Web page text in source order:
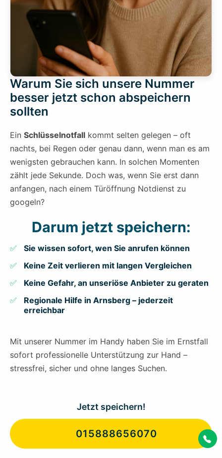
Warum Sie sich unsere Nummer
besser jetzt schon abspeichern
sollten
Ein Schlüsselnotfall kommt selten gelegen – oft
nachts, bei Regen oder genau dann, wenn man es am
wenigsten gebrauchen kann. In solchen Momenten
zählt jede Sekunde. Doch was, wenn Sie erst dann
anfangen, nach einem Türöffnung Notdienst zu
googeln?
Darum jetzt speichern:
Sie wissen sofort, wen Sie anrufen können
Keine Zeit verlieren mit langen Vergleichen
Keine Gefahr, an unseriöse Anbieter zu geraten
Regionale Hilfe in Arnsberg – jederzeit
erreichbar
Mit unserer Nummer im Handy haben Sie im Ernstfall
sofort professionelle Unterstützung zur Hand –
stressfrei, sicher und ohne langes Suchen.
Jetzt speichern!
015888656070